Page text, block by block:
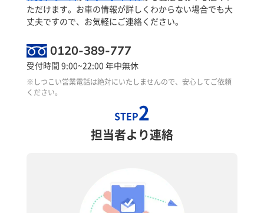
ただけます。お車の情報が詳しくわからない場合でも大
丈夫ですので、お気軽にご連絡ください。
0120-389-777
受付時間 9:00~22:00 年中無休
※しつこい営業電話は絶対にいたしませんので、安心してご依頼
ください。
STEP2
担当者より連絡